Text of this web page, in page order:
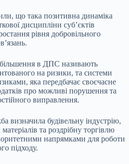
що така позитивна динаміка
дисципліни суб’єктів
рівня добровільного
в ДПС називають
на ризики, та системи
яка передбачає своєчасне
про можливі порушення та
виправлення.
визначила будівельну індустрію,
та роздрібну торгівлю
напрямками для роботи
підходу.